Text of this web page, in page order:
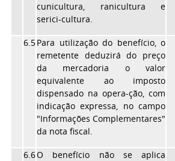
cunicultura, ranicultura e
serici-cultura.
6.5Para utilização do benefício, o
remetente deduzirá do preço
da mercadoria o valor
equivalente ao imposto
dispensado na opera-ção, com
indicação expressa, no campo
"Informações Complementares"
da nota fiscal.
6.6O benefício não se aplica